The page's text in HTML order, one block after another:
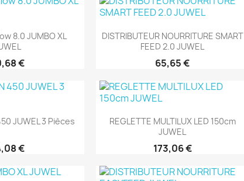
rapide
8.0 JUMBO XL
€
Aperçu rapide
DISTRIBUTEUR NOURRITURE SMART
FEED 2.0 JUWEL
65,65 €
rapide
JUWEL 3 Pièces
€
Aperçu rapide
REGLETTE MULTILUX LED 150cm
JUWEL
173,06 €